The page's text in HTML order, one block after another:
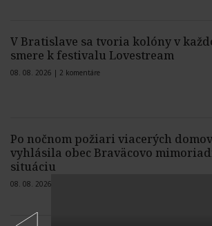
V Bratislave sa tvoria kolóny v
smere k festivalu Lovestream
08. 08. 2026 | 2 komentáre
Po nočnom požiari viacerých domov
vyhlásila obec Braväcovo
situáciu
08. 08. 2026 |